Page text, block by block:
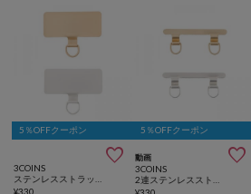
5％OFFクーポン

3COINS
¥330
5％OFFクーポン
動画 
3COINS